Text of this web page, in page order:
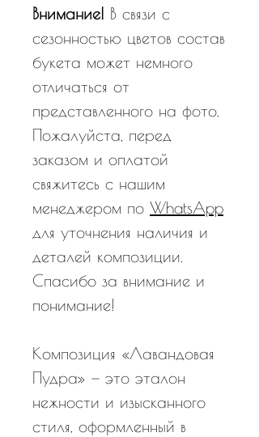
Внимание! В связи с
сезонностью цветов состав
букета может немного
отличаться от
представленного на фото.
Пожалуйста, перед
заказом и оплатой
свяжитесь с нашим
менеджером по WhatsApp
для уточнения наличия и
деталей композиции.
Спасибо за внимание и
понимание!
Композиция «Лавандовая
Пудра» — это эталон
нежности и изысканного
стиля, оформленный в